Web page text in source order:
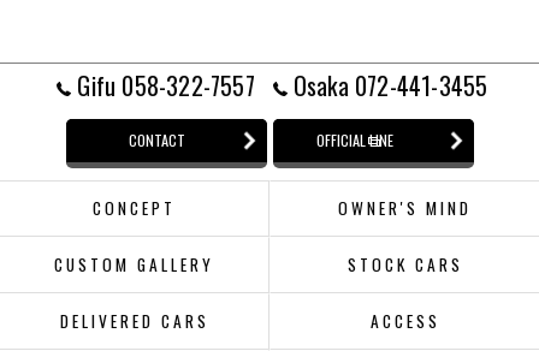
Gifu 058-322-7557 Osaka 072-441-3455
CONTACT OFFICIAL LINE
CONCEPT OWNER'S MIND
CUSTOM GALLERY STOCK CARS
DELIVERED CARS ACCESS